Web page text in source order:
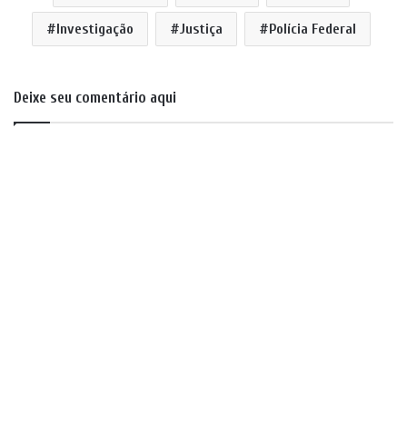
Investigação Justiça Polícia Federal
Deixe seu comentário aqui